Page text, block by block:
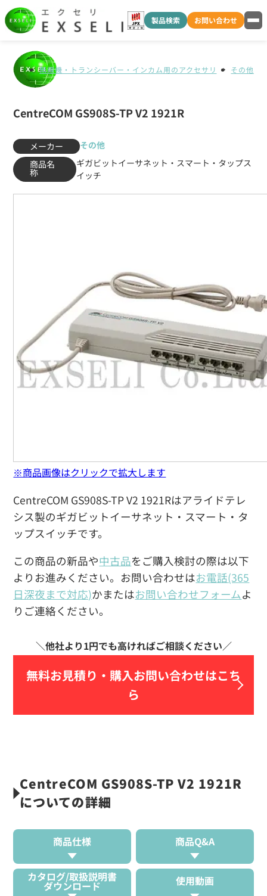
製品検索 お問い合わせ
無線機・トランシーバー・インカム用のアクセサリ その他
CentreCOM GS908S-TP V2 1921R
メーカー
その他
商品名
称
ギガビットイーサネット・スマート・タップス
イッチ
CentreCOM GS908S-TP V2 1921Rはアライドテレ
シス製のギガビットイーサネット・スマート・タ
ップスイッチです。
この商品の新品や中古品をご購入検討の際は以下
よりお進みください。お問い合わせはお電話(365
日深夜まで対応)かまたはお問い合わせフォームよ
りご連絡ください。
無料お見積り・ 購入お問い合わせはこち
ら
※商品画像はクリックで拡大します
CentreCOM GS908S-TP V2 1921R
についての詳細
商品仕様 商品Q&A
カタログ/取扱説明書
ダウンロード 使用動画